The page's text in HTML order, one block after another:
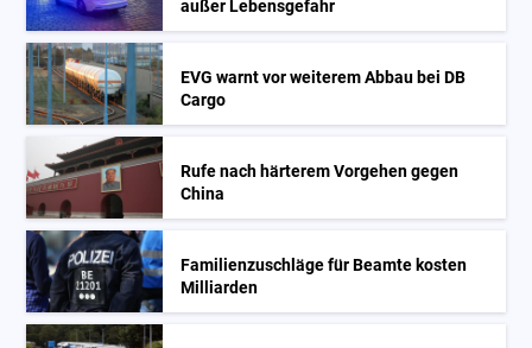
außer Lebensgefahr
EVG warnt vor weiterem Abbau bei DB
Cargo
Rufe nach härterem Vorgehen gegen
China
Familienzuschläge für Beamte kosten
Milliarden